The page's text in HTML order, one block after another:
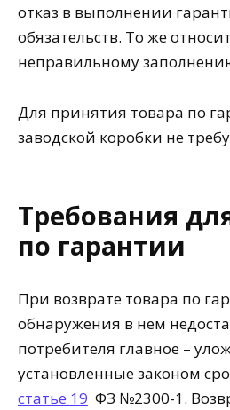
отказ в выполнении
обязательств. То же
неправильному
Для принятия товара по
заводской коробки не
Требования
по гарантии
При возврате товара по
обнаружения в нем
потребителя главное –
установленные законом
статье 19 ФЗ №2300-1.